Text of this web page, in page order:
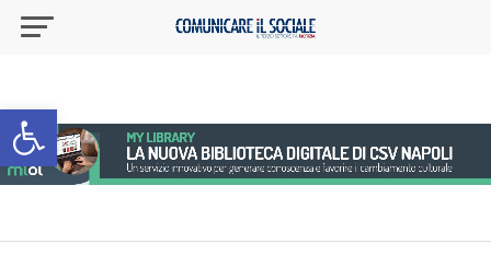
Apri la barra degli strumenti